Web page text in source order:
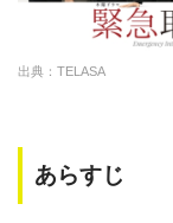
出典：TELASA
あらすじ